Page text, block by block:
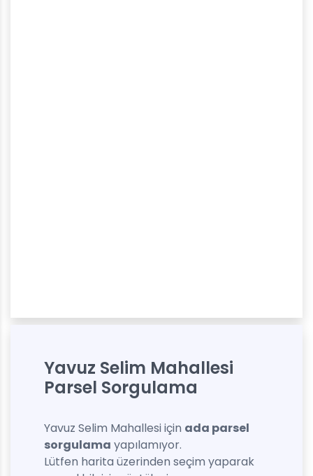
Yavuz Selim Mahallesi
Parsel Sorgulama
Yavuz Selim Mahallesi için ada parsel
sorgulama yapılamıyor.
Lütfen harita üzerinden seçim yaparak